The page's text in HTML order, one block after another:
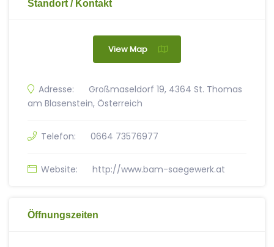
Standort / Kontakt
View Map
Adresse:
Großmaseldorf 19, 4364 St. Thomas
am Blasenstein, Österreich
Telefon: 0664 73576977
Website: http://www.bam-saegewerk.at
Öffnungszeiten